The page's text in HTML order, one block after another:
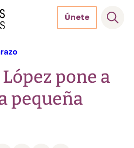
Únete
pone a
pequeña